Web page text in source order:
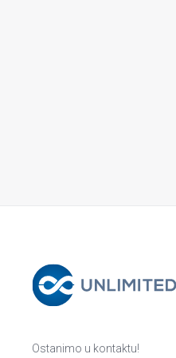
Ostanimo u kontaktu!